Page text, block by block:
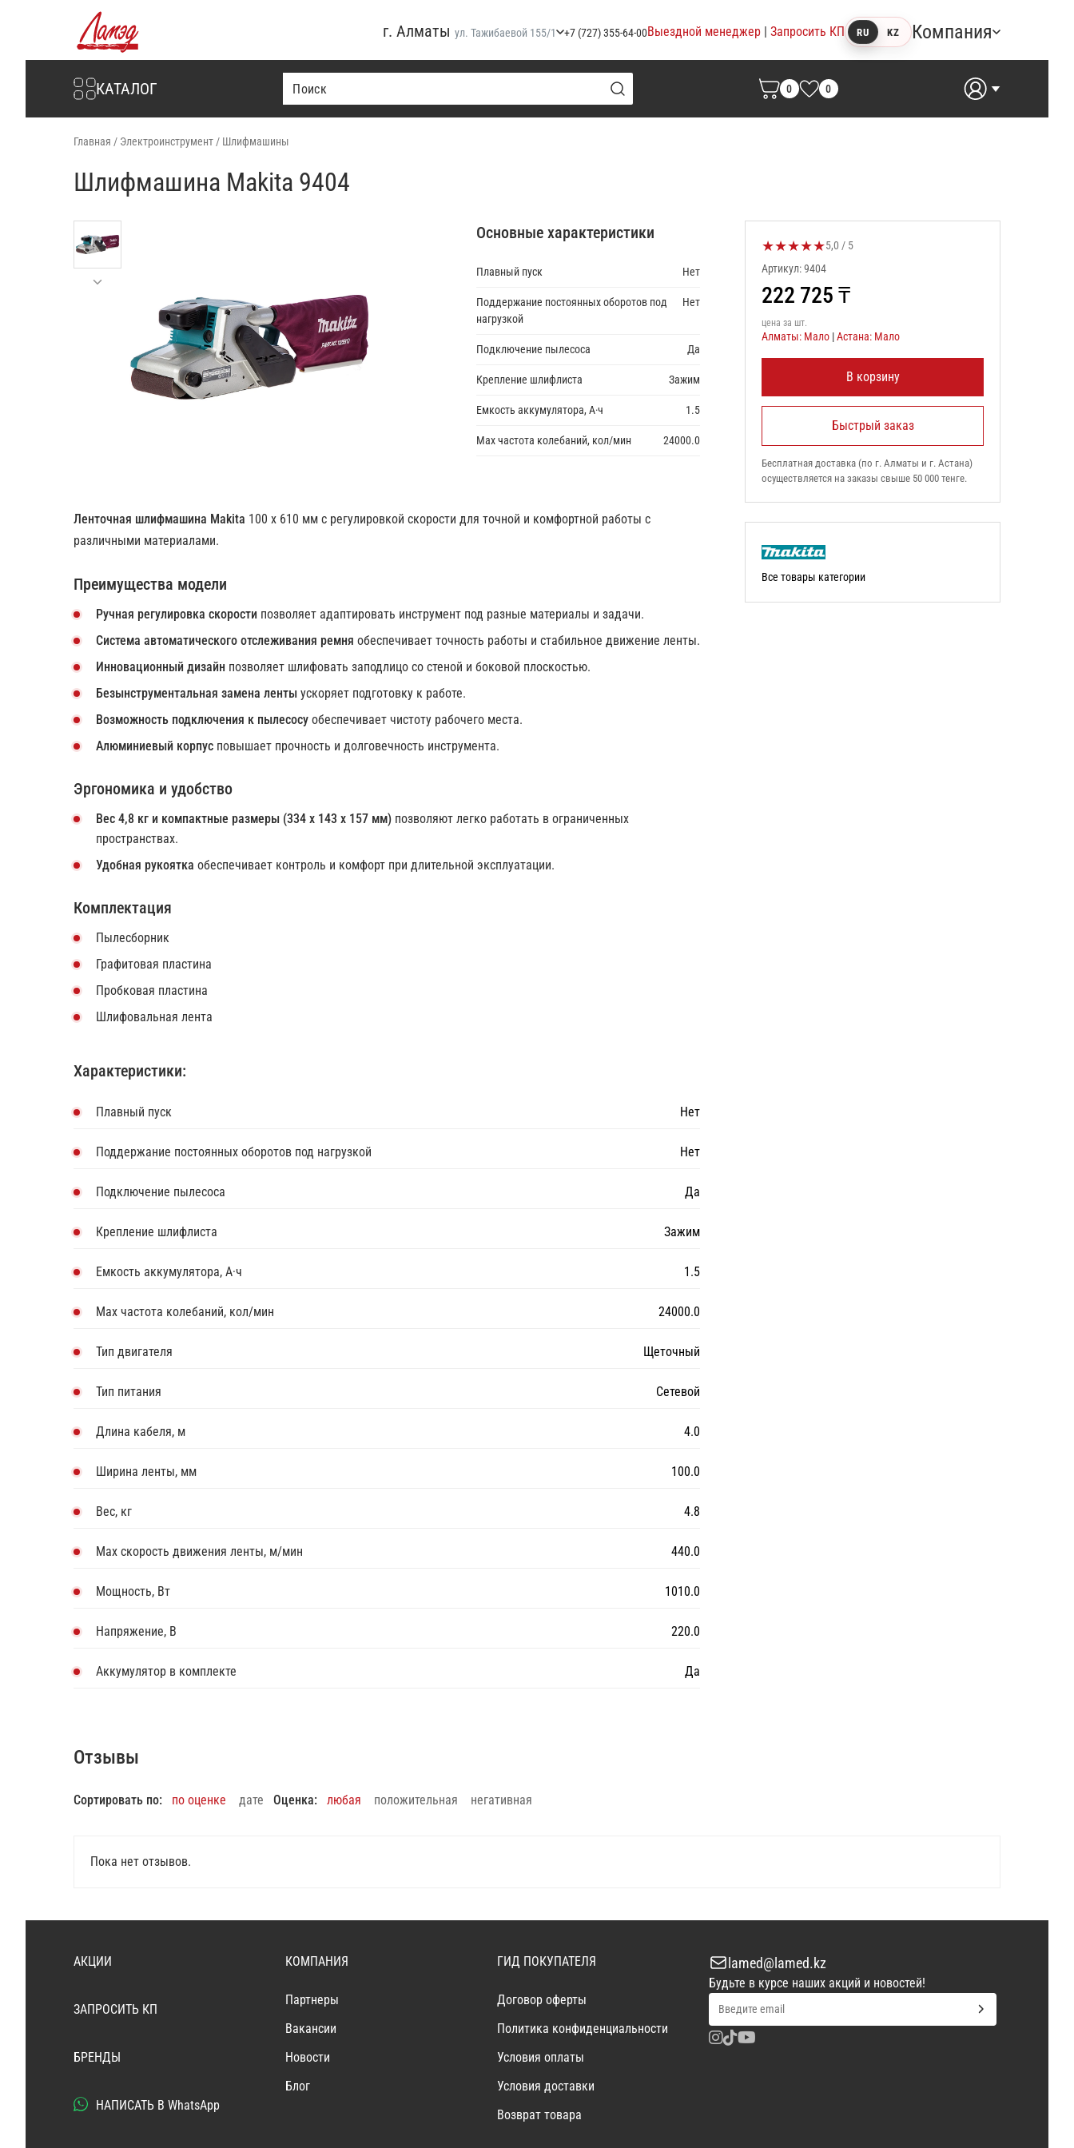
Интернет-магазин Ламэд
г. Алматы ул. Тажибаевой 155/1 +7 (727) 355-64-00Выездной менеджер | Запросить КП RU KZ Компания
КАТАЛОГ 0 0
Главная / Электроинструмент / Шлифмашины
Шлифмашина Makita 9404
Основные характеристики
Плавный пуск Нет
Поддержание постоянных оборотов под
нагрузкой
Нет
Подключение пылесоса Да
Крепление шлифлиста Зажим
Емкость аккумулятора, А·ч 1.5
Max частота колебаний, кол/мин 24000.0
Ленточная шлифмашина Makita 100 х 610 мм с регулировкой скорости для точной и комфортной работы с
различными материалами.
Преимущества модели
Ручная регулировка скорости позволяет адаптировать инструмент под разные материалы и задачи.
Система автоматического отслеживания ремня обеспечивает точность работы и стабильное движение ленты.
Инновационный дизайн позволяет шлифовать заподлицо со стеной и боковой плоскостью.
Безынструментальная замена ленты ускоряет подготовку к работе.
Возможность подключения к пылесосу обеспечивает чистоту рабочего места.
Алюминиевый корпус повышает прочность и долговечность инструмента.
Эргономика и удобство
Вес 4,8 кг и компактные размеры (334 x 143 x 157 мм) позволяют легко работать в ограниченных
пространствах.
Удобная рукоятка обеспечивает контроль и комфорт при длительной эксплуатации.
Комплектация
Пылесборник
Графитовая пластина
Пробковая пластина
Шлифовальная лента
Характеристики:
Плавный пуск Нет
Поддержание постоянных оборотов под нагрузкой Нет
Подключение пылесоса Да
Крепление шлифлиста Зажим
Емкость аккумулятора, А·ч 1.5
Max частота колебаний, кол/мин 24000.0
Тип двигателя Щеточный
Тип питания Сетевой
Длина кабеля, м 4.0
Ширина ленты, мм 100.0
Вес, кг 4.8
Мах скорость движения ленты, м/мин 440.0
Мощность, Вт 1010.0
Напряжение, В 220.0
Аккумулятор в комплекте Да
★★★★★Оценка товара:
5,0 / 5
Артикул: 9404
222 725 ₸
цена за шт.
Алматы: Мало |Астана: Мало
В корзину
Быстрый заказ
Бесплатная доставка (по г. Алматы и г. Астана)
осуществляется на заказы свыше 50 000 тенге.
Все товары категории
Отзывы
Сортировать по: по оценке дате Оценка: любая положительная негативная
Пока нет отзывов.
АКЦИИ
ЗАПРОСИТЬ КП
БРЕНДЫ
НАПИСАТЬ В WhatsApp
КОМПАНИЯ
Партнеры
Вакансии
Новости
Блог
ГИД ПОКУПАТЕЛЯ
Договор оферты
Политика конфиденциальности
Условия оплаты
Условия доставки
Возврат товара
lamed@lamed.kz
Будьте в курсе наших акций и новостей!